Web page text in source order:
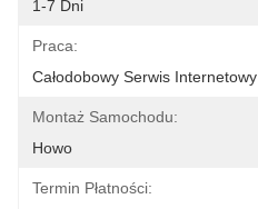
1-7 Dni
Praca:
Całodobowy Serwis Internetowy
Montaż Samochodu:
Howo
Termin Płatności: